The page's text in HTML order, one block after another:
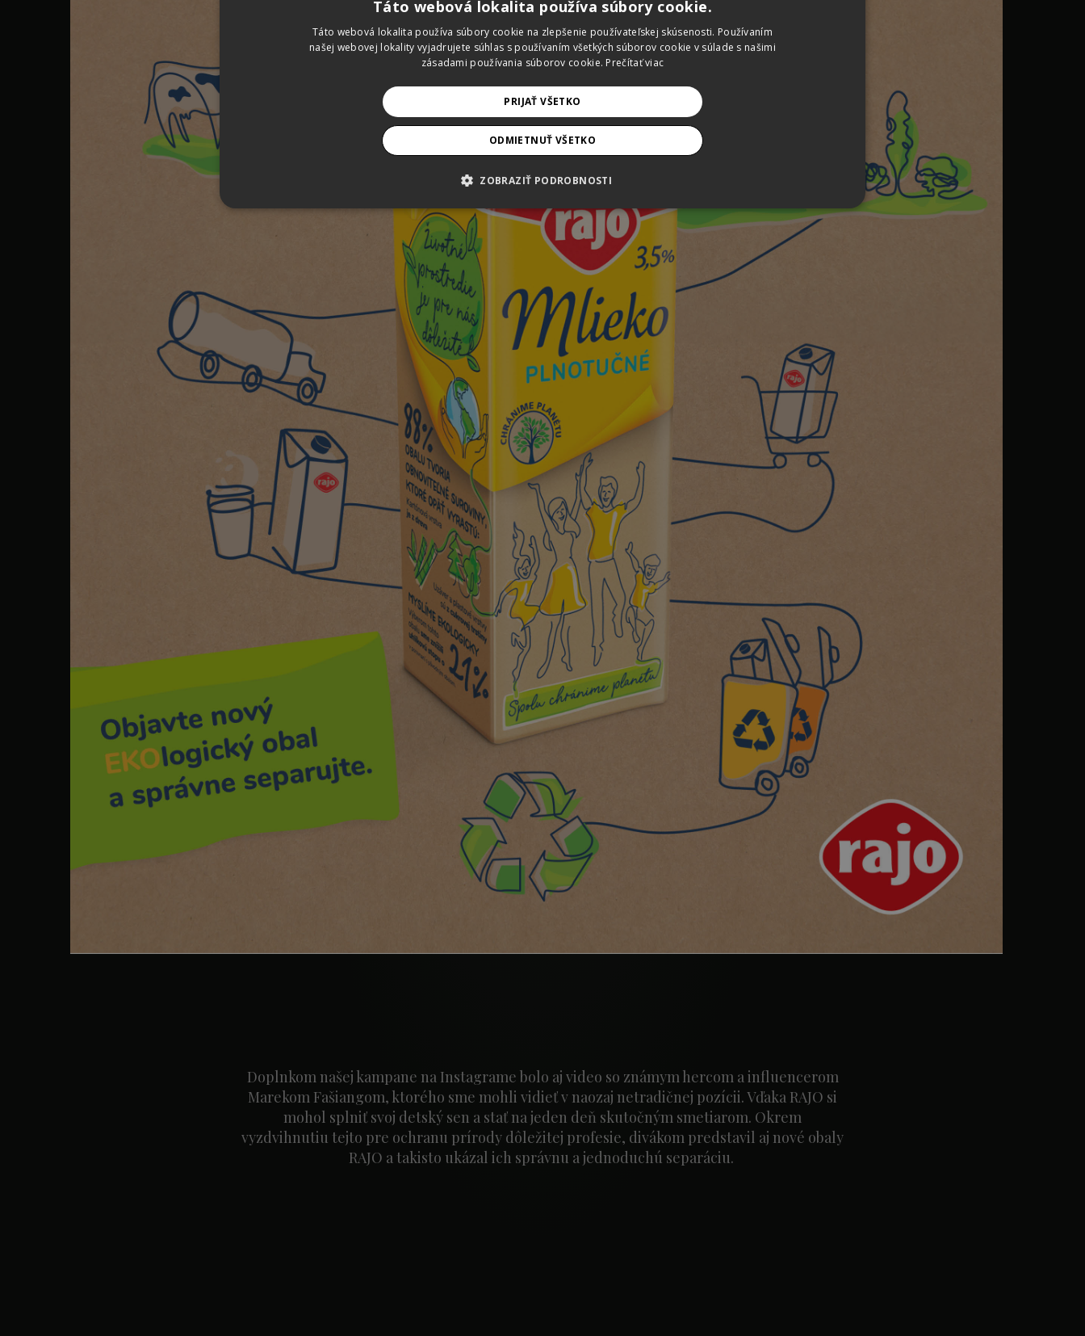
Doplnkom našej kampane na Instagrame bolo aj video so známym hercom a influencerom
Marekom Fašiangom, ktorého sme mohli vidieť v naozaj netradičnej pozícii. Vďaka RAJO si
mohol splniť svoj detský sen a stať na jeden deň skutočným smetiarom. Okrem
vyzdvihnutiu tejto pre ochranu prírody dôležitej profesie, divákom predstavil aj nové obaly
RAJO a takisto ukázal ich správnu a jednoduchú separáciu.
Táto webová lokalita používa súbory cookie.
Táto webová lokalita používa súbory cookie na zlepšenie používateľskej skúsenosti. Používaním
našej webovej lokality vyjadrujete súhlas s používaním všetkých súborov cookie v súlade s našimi
zásadami používania súborov cookie. Prečítať viac
PRIJAŤ VŠETKO
ODMIETNUŤ VŠETKO
ZOBRAZIŤ PODROBNOSTI